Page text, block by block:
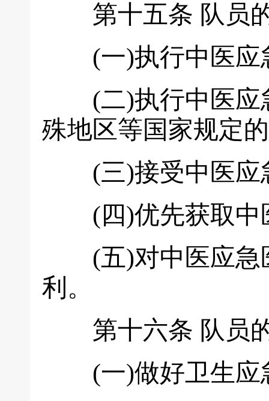
第十五条 队员
(一)执行中医应
(二)执行中医应
殊地区等国家规定
(三)接受中医应
(四)优先获取中
(五)对中医应急
利。
第十六条 队员
(一)做好卫生应